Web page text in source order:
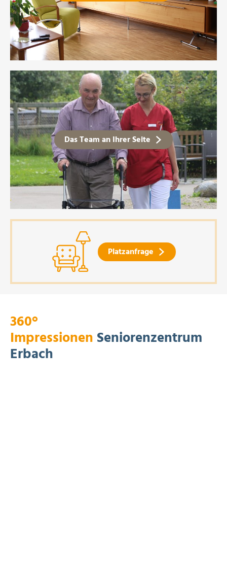
Das Team an Ihrer Seite
Platzanfrage
360°
Impressionen Seniorenzentrum
Erbach